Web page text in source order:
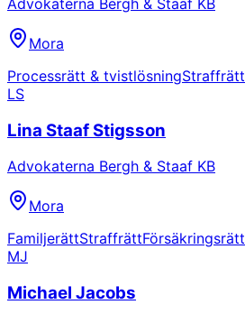
Mora
Processrätt & tvistlösningStraffrätt
LS
Lina Staaf Stigsson
Advokaterna Bergh & Staaf KB
Mora
FamiljerättStraffrättFörsäkringsrätt
MJ
Michael Jacobs